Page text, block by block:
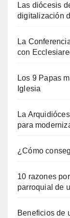
Las diócesis
digitalización
La
con
Los 9 Papas
Iglesia
La
para
¿Cómo
10 razones
parroquial de
Beneficios de